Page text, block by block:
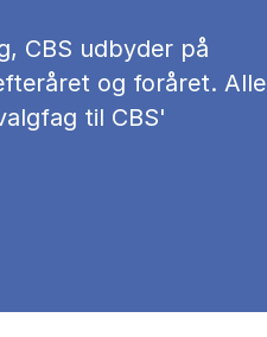
CBS udbyder på
og foråret. Alle
til CBS'